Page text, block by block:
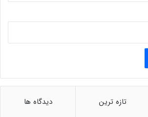
تازه ترین دیدگاه ها